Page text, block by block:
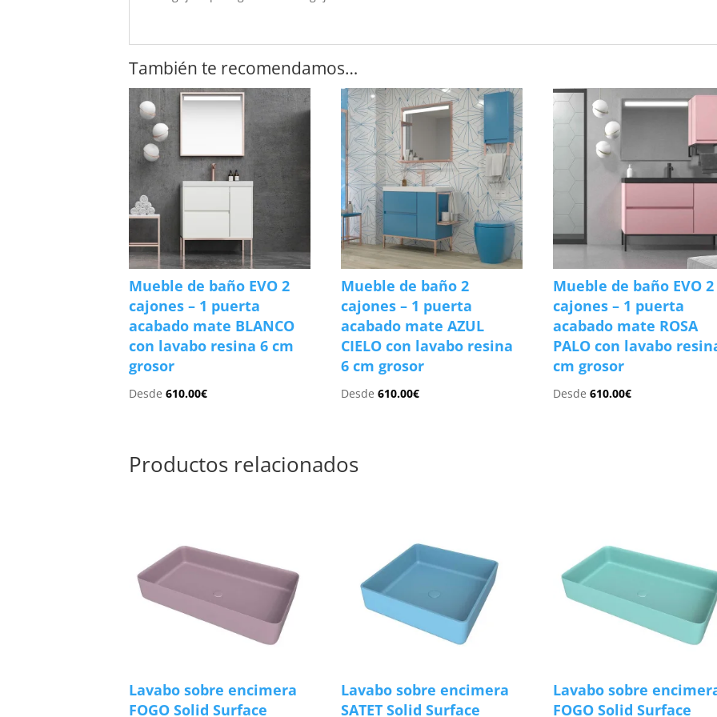
También te recomendamos…
Mueble de baño EVO 2
cajones – 1 puerta
acabado mate BLANCO
con lavabo resina 6 cm
grosor
Desde610.00€
Mueble de baño 2
cajones – 1 puerta
acabado mate AZUL
CIELO con lavabo resina
6 cm grosor
Desde610.00€
Mueble de baño EVO 2
cajones – 1 puerta
acabado mate ROSA
PALO con lavabo
cm grosor
Desde610.00€
Productos relacionados
Lavabo sobre encimera
FOGO Solid Surface
Lavabo sobre encimera
SATET Solid Surface
Lavabo sobre
FOGO Solid Surface